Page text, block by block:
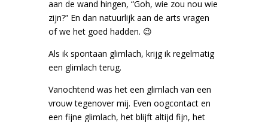
aan de wand hingen, “Goh, wie zou nou wie
zijn?” En dan natuurlijk aan de arts vragen
of we het goed hadden. 😉
Als ik spontaan glimlach, krijg ik regelmatig
een glimlach terug.
Vanochtend was het een glimlach van een
vrouw tegenover mij. Even oogcontact en
een fijne glimlach, het blijft altijd fijn, het